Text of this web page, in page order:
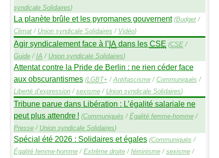
syndicale Solidaires)
La planète brûle et les pyromanes gouvernent (Budget/
Climat/ Union syndicale Solidaires / Vidéo)
Agir syndicalement face à l’IA dans les CSE (CSE/
Guide/ IA / Union syndicale Solidaires)
Attentat contre la Pride de Berlin : ne rien céder face
aux obscurantismes (LGBT+ / Antifascisme/ Communiqués /
Liberté d’expression/ sexisme/ Union syndicale Solidaires)
Tribune parue dans Libération : L’égalité salariale ne
peut plus attendre ! (Communiqués / Égalité femme-homme/
Presse/ Union syndicale Solidaires)
Spécial été 2026 : Solidaires et égales (Communiqués /
Égalité femme-homme/ Extrême droite/ féminisme/ sexisme/